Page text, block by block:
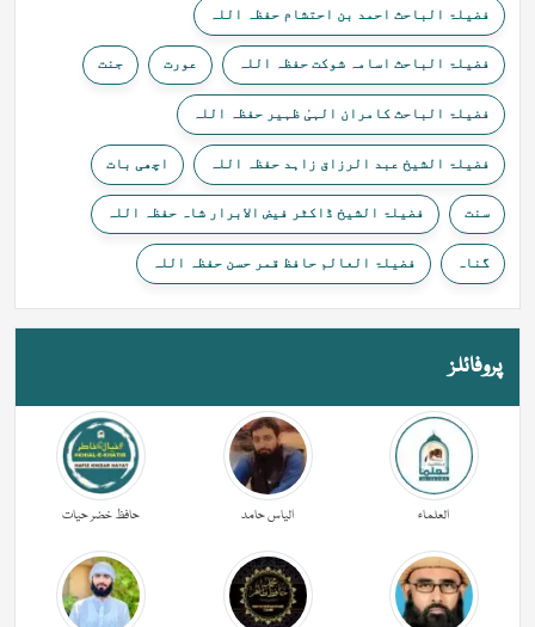
فضیلۃ الباحث احمد بن احتشام حفظہ اللہ
فضیلۃ الباحث اسامہ شوکت حفظہ اللہ عورت جنت
فضیلۃ الباحث کامران الہیٰ ظہیر حفظہ اللہ
فضیلۃ الشیخ عبد الرزاق زاہد حفظہ اللہ اچھی بات
سنت فضیلۃ الشیخ ڈاکٹر فیض الابرار شاہ حفظہ اللہ
گناہ فضیلۃ العالم حافظ قمر حسن حفظہ اللہ
پروفائلز
العلماء الیاس حامد حافظ خضر حیات